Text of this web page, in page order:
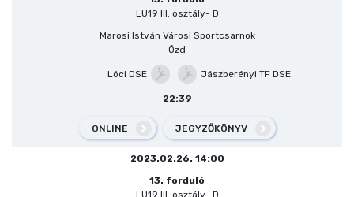
LU19 III. osztály- D
Marosi István Városi Sportcsarnok
Ózd
Lóci DSE Jászberényi TF DSE
22:39
ONLINE JEGYZŐKÖNYV
2023.02.26. 14:00
13. forduló